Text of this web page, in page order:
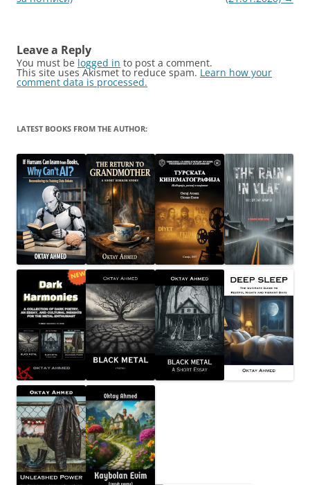
Leave a Reply
You must be logged in to post a comment.
This site uses Akismet to reduce spam. Learn how your
comment data is processed.
LATEST BOOKS FROM THE AUTHOR: